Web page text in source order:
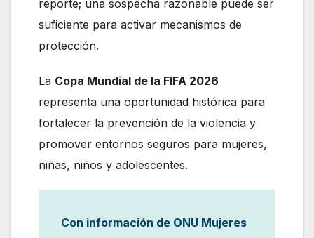
reporte; una sospecha razonable puede ser
suficiente para activar mecanismos de
protección.
La Copa Mundial de la FIFA 2026
representa una oportunidad histórica para
fortalecer la prevención de la violencia y
promover entornos seguros para mujeres,
niñas, niños y adolescentes.
Con información de ONU Mujeres